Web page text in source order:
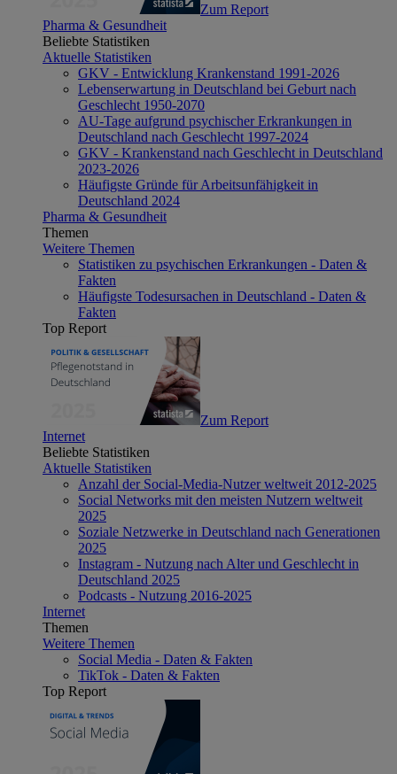
Zum Report
Pharma & Gesundheit
Beliebte Statistiken
Aktuelle Statistiken
GKV - Entwicklung Krankenstand 1991-2026
Lebenserwartung in Deutschland bei Geburt nach
Geschlecht 1950-2070
AU-Tage aufgrund psychischer Erkrankungen in
Deutschland nach Geschlecht 1997-2024
GKV - Krankenstand nach Geschlecht in Deutschland
2023-2026
Häufigste Gründe für Arbeitsunfähigkeit in
Deutschland 2024
Pharma & Gesundheit
Themen
Weitere Themen
Statistiken zu psychischen Erkrankungen - Daten &
Fakten
Häufigste Todesursachen in Deutschland - Daten &
Fakten
Top Report
Zum Report
Internet
Beliebte Statistiken
Aktuelle Statistiken
Anzahl der Social-Media-Nutzer weltweit 2012-2025
Social Networks mit den meisten Nutzern weltweit
2025
Soziale Netzwerke in Deutschland nach Generationen
2025
Instagram - Nutzung nach Alter und Geschlecht in
Deutschland 2025
Podcasts - Nutzung 2016-2025
Internet
Themen
Weitere Themen
Social Media - Daten & Fakten
TikTok - Daten & Fakten
Top Report